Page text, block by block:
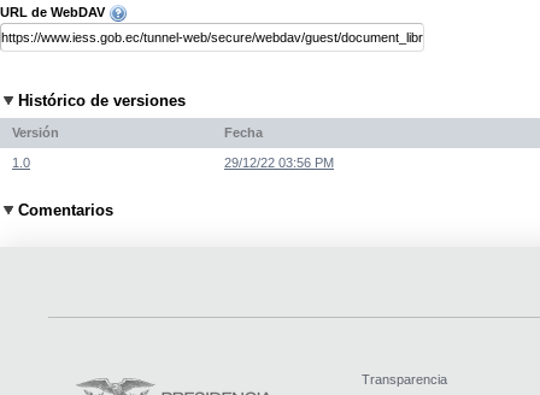
URL de WebDAV
Histórico de versiones
Versión Fecha
1.0 29/12/22 03:56 PM
Comentarios
Transparencia